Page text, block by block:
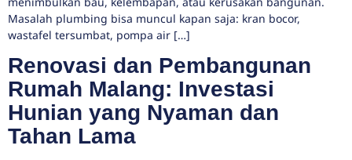
Masalah plumbing bisa muncul kapan saja: kran bocor,
wastafel tersumbat, pompa air […]
Renovasi dan Pembangunan
Rumah Malang: Investasi
Hunian yang Nyaman dan
Tahan Lama